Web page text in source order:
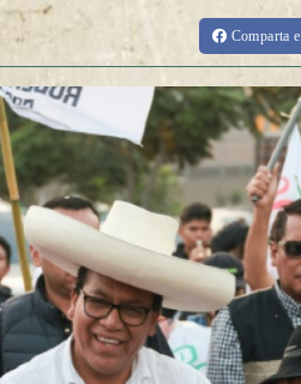
Comparta